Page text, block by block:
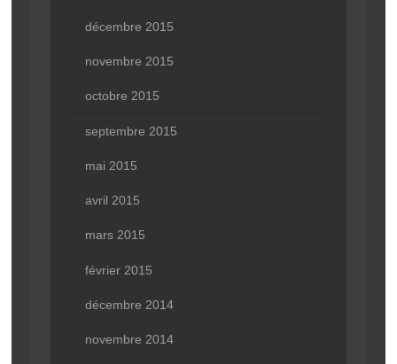
décembre 2015
novembre 2015
octobre 2015
septembre 2015
mai 2015
avril 2015
mars 2015
février 2015
décembre 2014
novembre 2014